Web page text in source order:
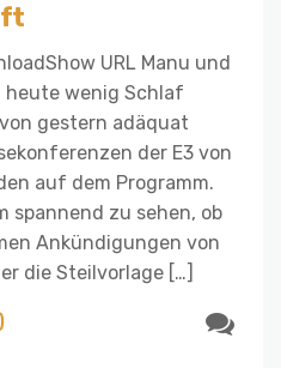
URL Manu und
heute wenig Schlaf
gestern adäquat
der E3 von
auf dem Programm.
spannend zu sehen, ob
Ankündigungen von
die Steilvorlage […]